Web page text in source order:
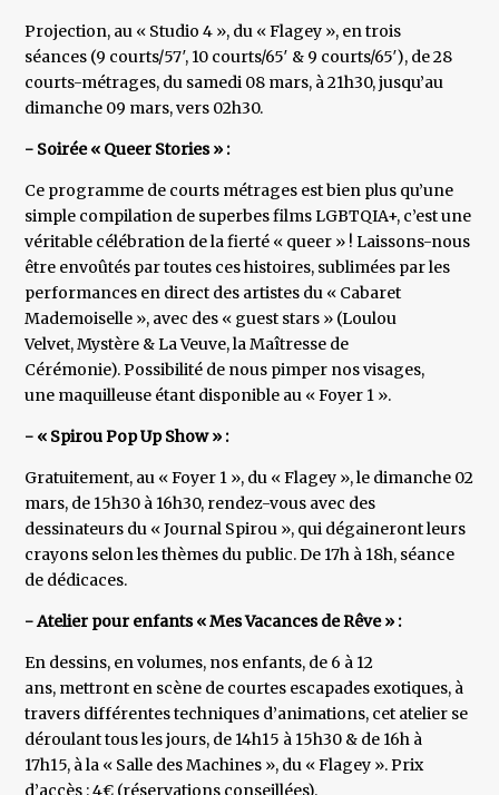
Projection, au « Studio 4 », du « Flagey », en trois
séances (9 courts/57′, 10 courts/65′ & 9 courts/65′), de 28
courts-métrages, du samedi 08 mars, à 21h30, jusqu’au
dimanche 09 mars, vers 02h30.
- Soirée « Queer Stories » :
Ce programme de courts métrages est bien plus qu’une
simple compilation de superbes films LGBTQIA+, c’est une
véritable célébration de la fierté « queer » ! Laissons-nous
être envoûtés par toutes ces histoires, sublimées par les
performances en direct des artistes du « Cabaret
Mademoiselle », avec des « guest stars » (Loulou
Velvet, Mystère & La Veuve, la Maîtresse de
Cérémonie). Possibilité de nous pimper nos visages,
une maquilleuse étant disponible au « Foyer 1 ».
- « Spirou Pop Up Show » :
Gratuitement, au « Foyer 1 », du « Flagey », le dimanche 02
mars, de 15h30 à 16h30, rendez-vous avec des
dessinateurs du « Journal Spirou », qui dégaineront leurs
crayons selon les thèmes du public. De 17h à 18h, séance
de dédicaces.
- Atelier pour enfants « Mes Vacances de Rêve » :
En dessins, en volumes, nos enfants, de 6 à 12
ans, mettront en scène de courtes escapades exotiques, à
travers différentes techniques d’animations, cet atelier se
déroulant tous les jours, de 14h15 à 15h30 & de 16h à
17h15, à la « Salle des Machines », du « Flagey ». Prix
d’accès : 4€ (réservations conseillées).